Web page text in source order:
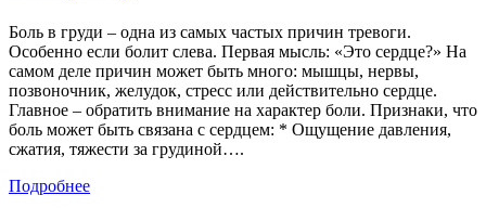
Боль в груди – одна из самых частых причин тревоги.
Особенно если болит слева. Первая мысль: «Это сердце?» На
самом деле причин может быть много: мышцы, нервы,
позвоночник, желудок, стресс или действительно сердце.
Главное – обратить внимание на характер боли. Признаки, что
боль может быть связана с сердцем: * Ощущение давления,
сжатия, тяжести за грудиной….
Подробнее